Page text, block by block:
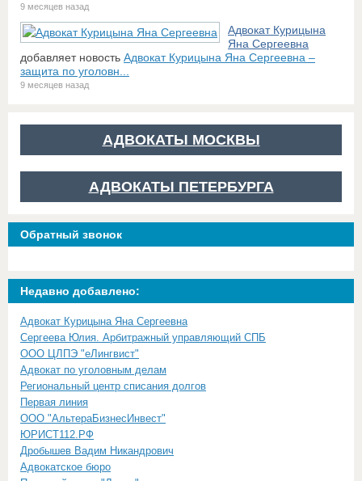
9 месяцев назад
Адвокат Курицына
Яна Сергеевна
добавляет новость Адвокат Курицына Яна Сергеевна –
защита по уголовн...
9 месяцев назад
АДВОКАТЫ МОСКВЫ
АДВОКАТЫ ПЕТЕРБУРГА
Обратный звонок
Недавно добавлено:
Адвокат Курицына Яна Сергеевна
Сергеева Юлия. Арбитражный управляющий СПБ
ООО ЦЛПЭ "еЛингвист"
Адвокат по уголовным делам
Региональный центр списания долгов
Первая линия
ООО "АльтераБизнесИнвест"
ЮРИСТ112.РФ
Дробышев Вадим Никандрович
Адвокатское бюро